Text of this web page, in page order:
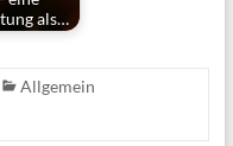
als…
Allgemein